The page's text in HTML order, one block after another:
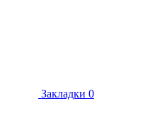
Закладки 0